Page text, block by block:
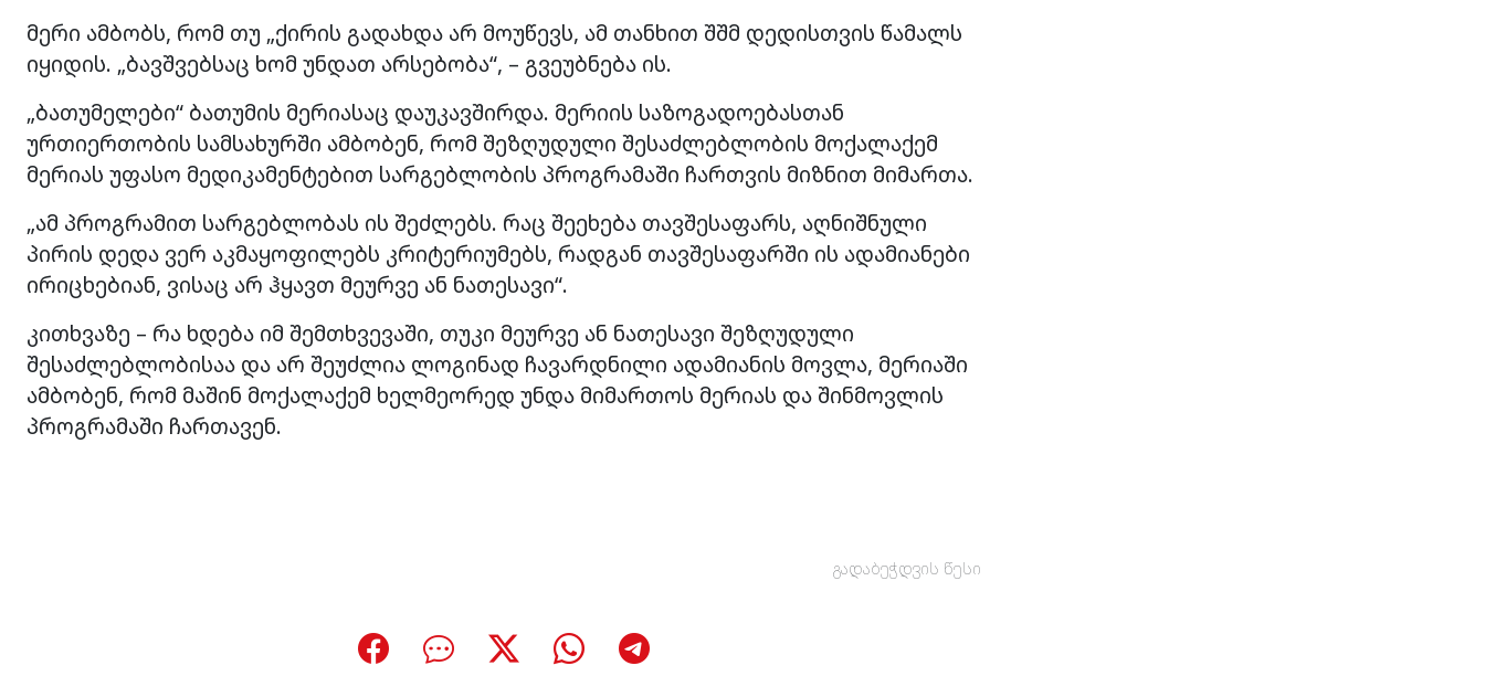
მერი ამბობს, რომ თუ „ქირის გადახდა არ მოუწევს, ამ თანხით შშმ დედისთვის წამალს
იყიდის. „ბავშვებსაც ხომ უნდათ არსებობა“, – გვეუბნება ის.
„ბათუმელები“ ბათუმის მერიასაც დაუკავშირდა. მერიის საზოგადოებასთან
ურთიერთობის სამსახურში ამბობენ, რომ შეზღუდული შესაძლებლობის მოქალაქემ
მერიას უფასო მედიკამენტებით სარგებლობის პროგრამაში ჩართვის მიზნით მიმართა.
„ამ პროგრამით სარგებლობას ის შეძლებს. რაც შეეხება თავშესაფარს, აღნიშნული
პირის დედა ვერ აკმაყოფილებს კრიტერიუმებს, რადგან თავშესაფარში ის ადამიანები
ირიცხებიან, ვისაც არ ჰყავთ მეურვე ან ნათესავი“.
კითხვაზე – რა ხდება იმ შემთხვევაში, თუკი მეურვე ან ნათესავი შეზღუდული
შესაძლებლობისაა და არ შეუძლია ლოგინად ჩავარდნილი ადამიანის მოვლა, მერიაში
ამბობენ, რომ მაშინ მოქალაქემ ხელმეორედ უნდა მიმართოს მერიას და შინმოვლის
პროგრამაში ჩართავენ.
გადაბეჭდვის წესი